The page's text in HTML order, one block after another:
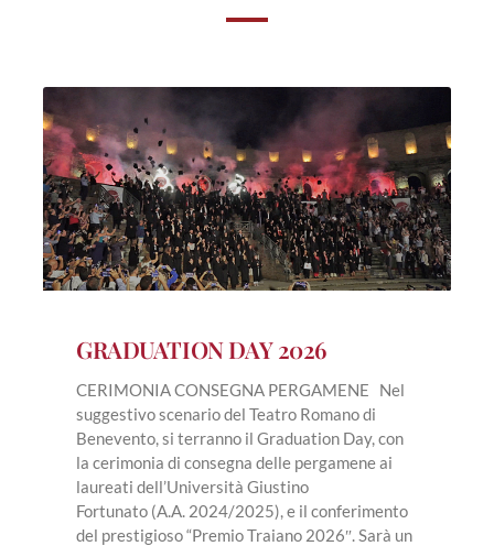
GRADUATION DAY 2026
CERIMONIA CONSEGNA PERGAMENE Nel
suggestivo scenario del Teatro Romano di
Benevento, si terranno il Graduation Day, con
la cerimonia di consegna delle pergamene ai
laureati dell’Università Giustino
Fortunato (A.A. 2024/2025), e il conferimento
del prestigioso “Premio Traiano 2026″. Sarà un